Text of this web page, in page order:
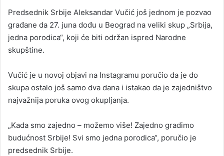
Predsednik Srbije Aleksandar Vučić još jednom je pozvao
građane da 27. juna dođu u Beograd na veliki skup „Srbija,
jedna porodica“, koji će biti održan ispred Narodne
skupštine.
Vučić je u novoj objavi na Instagramu poručio da je do
skupa ostalo još samo dva dana i istakao da je zajedništvo
najvažnija poruka ovog okupljanja.
„Kada smo zajedno – možemo više! Zajedno gradimo
budućnost Srbije! Svi smo jedna porodica“, poručio je
predsednik Srbije.